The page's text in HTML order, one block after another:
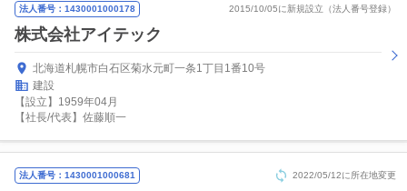
法人番号：1430001000178 2015/10/05に新規設立（法人番号登録）
株式会社アイテック
北海道札幌市白石区菊水元町一条1丁目1番10号
建設
【設立】1959年04月
【社長/代表】佐藤順一
法人番号：1430001000681 2022/05/12に所在地変更